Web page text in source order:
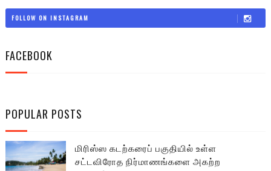
FOLLOW ON INSTAGRAM
FACEBOOK
POPULAR POSTS
மிரிஸ்ஸ கடற்கரைப் பகுதியில் உள்ள
சட்டவிரோத நிர்மாணங்களை அகற்ற